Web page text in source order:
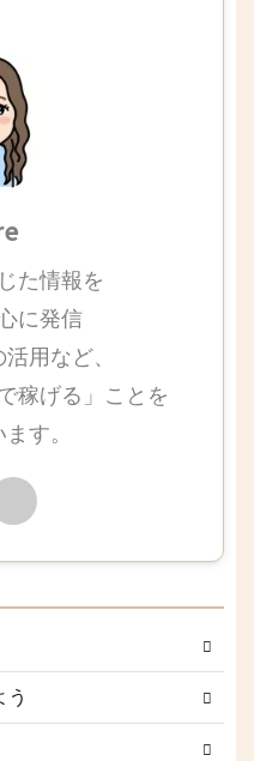
た情報を
に発信
用など、
稼げる」ことを
す。